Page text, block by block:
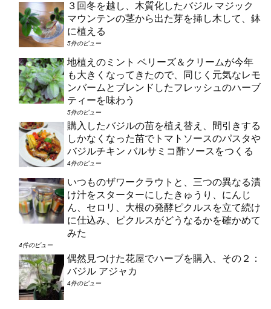
３回冬を越し、木質化したバジル マジック
マウンテンの茎から出た芽を挿し木して、鉢
に植える
5件のビュー
地植えのミント ベリーズ＆クリームが今年
も大きくなってきたので、同じく元気なレモ
ンバームとブレンドしたフレッシュのハーブ
ティーを味わう
5件のビュー
購入したバジルの苗を植え替え、間引きする
しかなくなった苗でトマトソースのパスタや
バジルチキン バルサミコ酢ソースをつくる
4件のビュー
いつものザワークラウトと、三つの異なる漬
け汁をスターターにしたきゅうり、にんじ
ん、セロリ、大根の発酵ピクルスを立て続け
に仕込み、ピクルスがどうなるかを確かめて
みた
4件のビュー
偶然見つけた花屋でハーブを購入、その２：
バジル アジャカ
4件のビュー